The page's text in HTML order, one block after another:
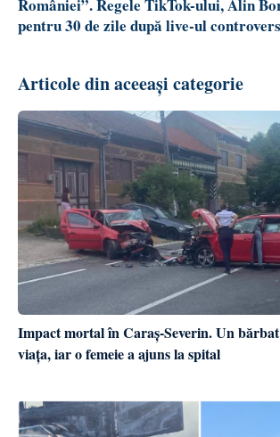
României”. Regele TikTok-ului, Alin
pentru 30 de zile după live-ul
Articole din aceeași categorie
Impact mortal în Caraș-Severin. Un
viața, iar o femeie a ajuns la spital